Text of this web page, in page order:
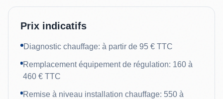
Prix indicatifs
Diagnostic chauffage: à partir de 95 € TTC
Remplacement équipement de régulation: 160 à
460 € TTC
Remise à niveau installation chauffage: 550 à